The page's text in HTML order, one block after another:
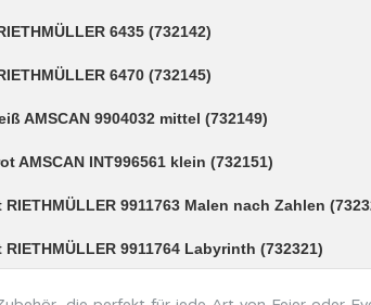
6435 (732142)
6470 (732145)
AMSCAN 9904032 mittel (732149)
AMSCAN INT996561 klein (732151)
9911763 Malen nach Zahlen
9911764 Labyrinth (732321)